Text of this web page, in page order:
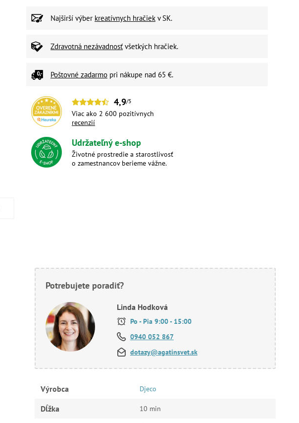
Najširší výber kreatívnych hračiek v SK.
Zdravotná nezávadnosť všetkých hračiek.
Poštovné zadarmo pri nákupe nad 65 €.
4,9/5
Viac ako 2 600 pozitívnych
recenzií
Udržateľný e-shop
Životné prostredie a starostlivosť
o zamestnancov berieme vážne.
Potrebujete poradiť?
Linda Hodková
Po - Pia 9:00 - 15:00
0940 052 867
dotazy@agatinsvet.sk
Výrobca Djeco
Dĺžka 10 min